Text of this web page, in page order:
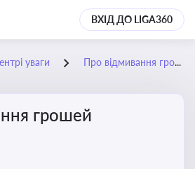
ВХІД ДО LIGA360
уваги Про відмивання грошей
грошей